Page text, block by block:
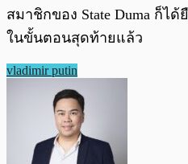
สมาชิกของ State Duma ก็ไ
ในขั้นตอนสุดท้ายแล้ว
vladimir putin